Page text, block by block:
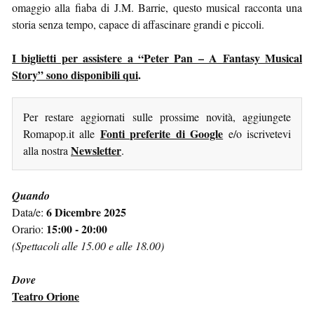
omaggio alla fiaba di J.M. Barrie, questo musical racconta una
storia senza tempo, capace di affascinare grandi e piccoli.
I biglietti per assistere a “Peter Pan – A Fantasy Musical
Story” sono disponibili qui.
Per restare aggiornati sulle prossime novità, aggiungete
Romapop.it alle Fonti preferite di Google e/o iscrivetevi
alla nostra Newsletter.
Quando
Data/e: 6 Dicembre 2025
Orario: 15:00 - 20:00
(Spettacoli alle 15.00 e alle 18.00)
Dove
Teatro Orione